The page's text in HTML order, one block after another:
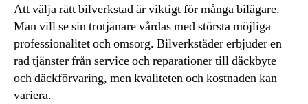
Att välja rätt bilverkstad är viktigt för många bilägare.
Man vill se sin trotjänare vårdas med största möjliga
professionalitet och omsorg. Bilverkstäder erbjuder en
rad tjänster från service och reparationer till däckbyte
och däckförvaring, men kvaliteten och kostnaden kan
variera.